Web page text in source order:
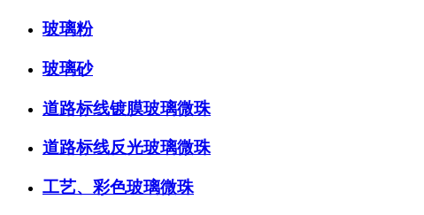
玻璃粉
玻璃砂
道路标线镀膜玻璃微珠
道路标线反光玻璃微珠
工艺、彩色玻璃微珠